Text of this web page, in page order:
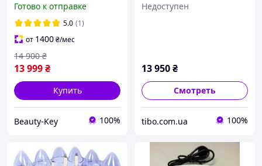
массажа, в комлекте
металические роликовые
насадки 5 шт.
Готово к отправке
5.0 (1)
от 1400₴/мес
13 999₴
14 900 ₴
Купить
Beauty-Key 100%
Недоступен
13 950₴
Смотреть
tibo.com.ua 100%